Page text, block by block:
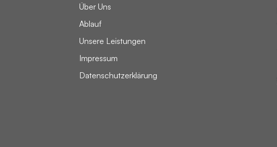
Über Uns
Ablauf
Unsere Leistungen
Impressum
Datenschutzerklärung